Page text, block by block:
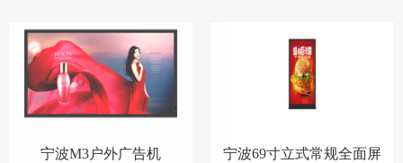
宁波M3户外广告机 宁波69寸立式常规全面屏